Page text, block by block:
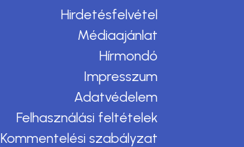
Hirdetésfelvétel
Médiaajánlat
Hírmondó
Impresszum
Adatvédelem
Felhasználási feltételek
Kommentelési szabályzat